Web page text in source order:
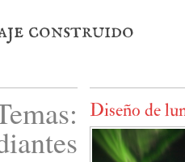
construido
Diseño de